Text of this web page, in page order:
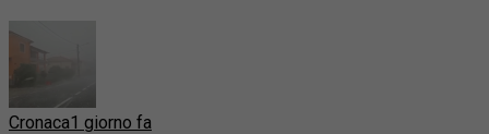
Cronaca1 giorno fa